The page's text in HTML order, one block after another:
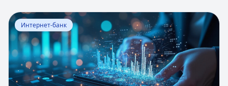
Перейти к статье:Оценка вероятности банкротства
Интернет-банк